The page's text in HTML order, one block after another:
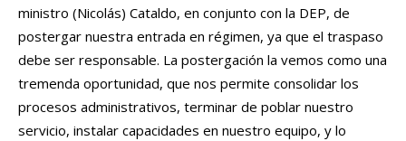
ministro (Nicolás) Cataldo, en conjunto con la DEP, de
postergar nuestra entrada en régimen, ya que el traspaso
debe ser responsable. La postergación la vemos como una
tremenda oportunidad, que nos permite consolidar los
procesos administrativos, terminar de poblar nuestro
servicio, instalar capacidades en nuestro equipo, y lo